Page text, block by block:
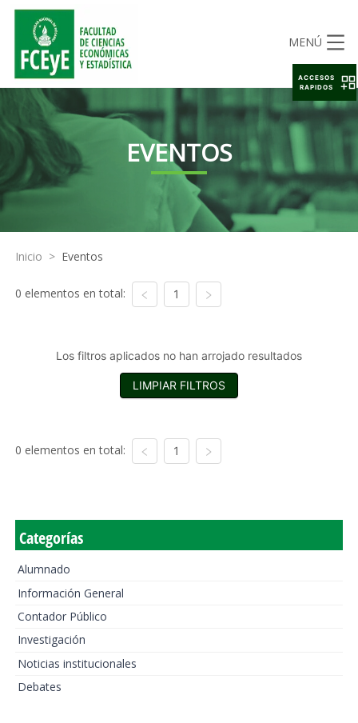
MENÚ
EVENTOS
Inicio > Eventos
0 elementos en total: 1
Los filtros aplicados no han arrojado resultados
LIMPIAR FILTROS
0 elementos en total: 1
Categorías
Alumnado
Información General
Contador Público
Investigación
Noticias institucionales
Debates
ACCESOS
RAPIDOS